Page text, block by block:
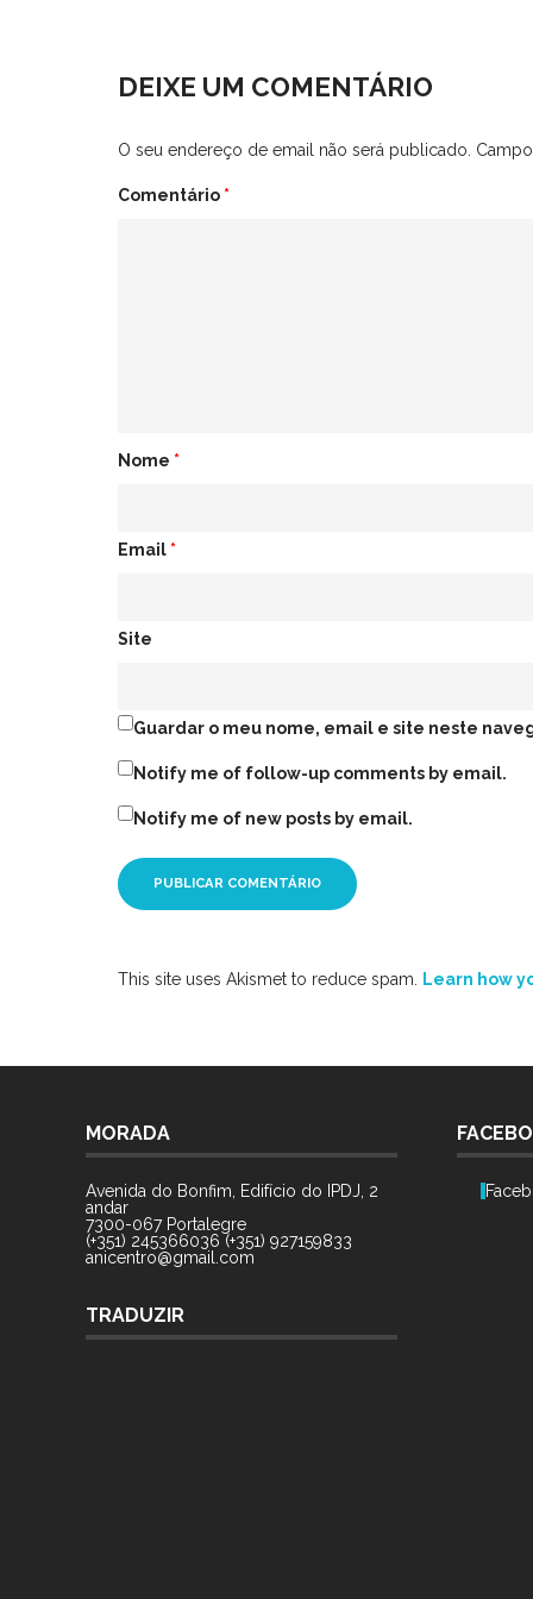
window)window)
DEIXE UM COMENTÁRIO
O seu endereço de email não será publicado.
Comentário *
Nome *
Email *
Site
Guardar o meu nome, email e site neste
Notify me of follow-up comments by email.
Notify me of new posts by email.
This site uses Akismet to reduce spam. Learn how
MORADA
Avenida do Bonfim, Edifício do IPDJ, 2
andar
7300-067 Portalegre
(+351) 245366036 (+351) 927159833
anicentro@gmail.com
TRADUZIR